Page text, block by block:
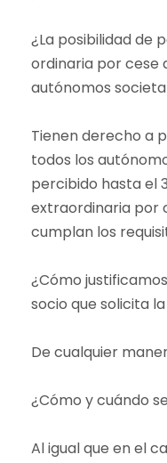
¿La posibilidad de
ordinaria por cese
autónomos
Tienen derecho a
todos los
percibido hasta el
extraordinaria por
cumplan los
¿Cómo
socio que solicita
De cualquier
¿Cómo y cuándo
Al igual que en el